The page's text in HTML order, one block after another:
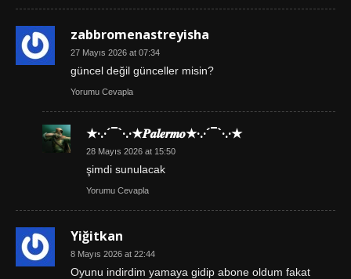
zabbromenastreyisha
27 Mayıs 2026 at 07:34
güncel değil günceller misin?
Yorumu Cevapla
★·.·´¯`·.·★𝑷𝒂𝒍𝒆𝒓𝒎𝒐★·.·´¯`·.·★
28 Mayıs 2026 at 15:50
şimdi sunulacak
Yorumu Cevapla
Yiğitkan
8 Mayıs 2026 at 22:44
Oyunu indirdim yamaya gidip abone oldum fakat